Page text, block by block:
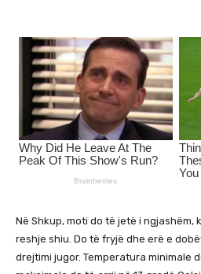
Në Shkup, moti do të jetë i ngjashëm,
reshje shiu. Do të fryjë dhe erë e
drejtimi jugor. Temperatura minimale